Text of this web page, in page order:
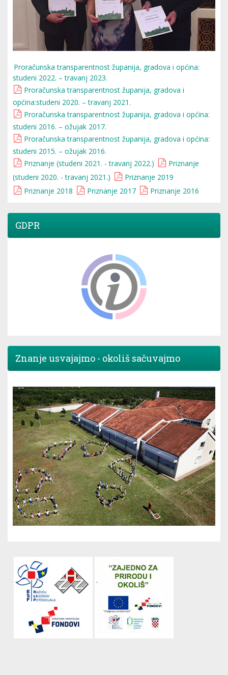
Proračunska transparentnost županija, gradova i općina:
studeni 2022. – travanj 2023.
Proračunska transparentnost županija, gradova i
općina:studeni 2020. – travanj 2021.
Proračunska transparentnost županija, gradova i općina:
studeni 2016. – ožujak 2017.
Proračunska transparentnost županija, gradova i općina:
studeni 2015. – ožujak 2016.
Priznanje (studeni 2021. - travanj 2022.)
Priznanje
(studeni 2020. - travanj 2021.)
Priznanje 2019
Priznanje 2018
Priznanje 2017 Priznanje 2016
GDPR
Znanje usvajajmo - okoliš sačuvajmo